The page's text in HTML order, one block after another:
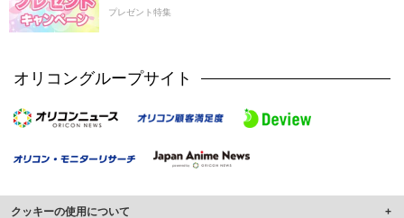
プレゼント特集
オリコングループサイト
クッキーの使用について